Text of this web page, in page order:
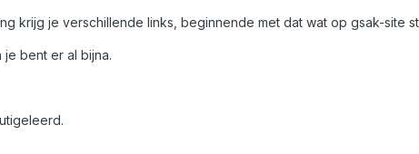
krijg je verschillende links, beginnende met dat wat op gsak-site
bent er al bijna.